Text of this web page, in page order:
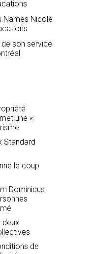
Names Nicole
son service
une «
Standard
le coup
Dominicus
deux
de